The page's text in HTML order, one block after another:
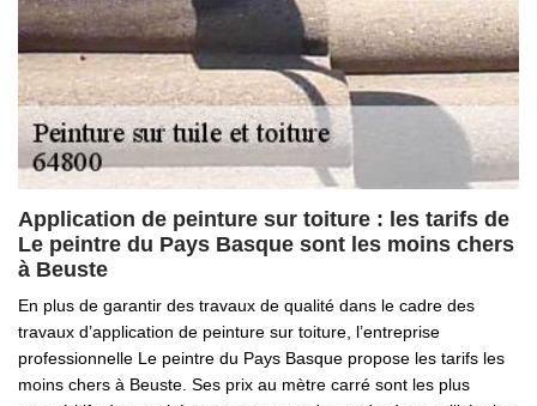
Application de peinture sur toiture : les tarifs de
Le peintre du Pays Basque sont les moins chers
à Beuste
En plus de garantir des travaux de qualité dans le cadre des
travaux d’application de peinture sur toiture, l’entreprise
professionnelle Le peintre du Pays Basque propose les tarifs les
moins chers à Beuste. Ses prix au mètre carré sont les plus